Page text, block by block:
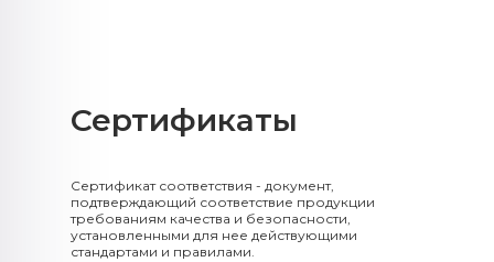
Сертификаты​​​​​​​
Сертификат соответствия - документ,
подтверждающий соответствие продукции
требованиям качества и безопасности,
установленными для нее действующими
стандартами и правилами.